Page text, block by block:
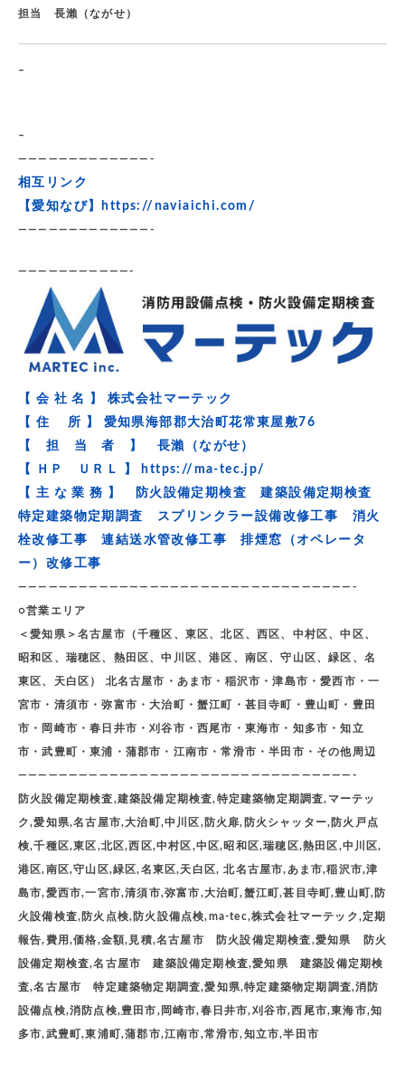
担当 長瀨（ながせ）
–
–
—————————————-
相互リンク
【愛知なび】
https://naviaichi.com/
—————————————-
———————————-
【 会 社 名 】 株式会社マーテック
【 住 所 】 愛知県海部郡大治町花常東屋敷76
【 担 当 者 】 長瀨（ながせ）
【 ＨＰ ＵＲＬ 】
https://ma-tec.jp/
【 主 な 業 務 】 防火設備定期検査 建築設備定期検査
特定建築物定期調査 スプリンクラー設備改修工事 消火
栓改修工事 連結送水管改修工事 排煙窓（オペレータ
ー）改修工事
—————————————————————————————————-
○営業エリア
＜愛知県＞名古屋市（千種区、東区、北区、西区、中村区、中区、
昭和区、瑞穂区、熱田区、中川区、港区、南区、守山区、緑区、名
東区、天白区） 北名古屋市・あま市・稲沢市・津島市・愛西市・一
宮市・清須市・弥富市・大治町・蟹江町・甚目寺町・豊山町・豊田
市・岡崎市・春日井市・刈谷市・西尾市・東海市・知多市・知立
市・武豊町・東浦・蒲郡市・江南市・常滑市・半田市・その他周辺
—————————————————————————————————-
防火設備定期検査,建築設備定期検査,特定建築物定期調査,マーテッ
ク,愛知県,名古屋市,大治町,中川区,防火扉,防火シャッター,防火戸点
検,千種区,東区,北区,西区,中村区,中区,昭和区,瑞穂区,熱田区,中川区,
港区,南区,守山区,緑区,名東区,天白区, 北名古屋市,あま市,稲沢市,津
島市,愛西市,一宮市,清須市,弥富市,大治町,蟹江町,甚目寺町,豊山町,防
火設備検査,防火点検,防火設備点検,ma-tec,株式会社マーテック,定期
報告,費用,価格,金額,見積,名古屋市 防火設備定期検査,愛知県 防火
設備定期検査,名古屋市 建築設備定期検査,愛知県 建築設備定期検
査,名古屋市 特定建築物定期調査,愛知県,特定建築物定期調査,消防
設備点検,消防点検,豊田市,岡崎市,春日井市,刈谷市,西尾市,東海市,知
多市,武豊町,東浦町,蒲郡市,江南市,常滑市,知立市,半田市